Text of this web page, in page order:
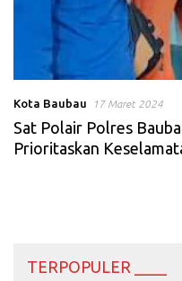
Kota Baubau 17 Maret 2024
Sat Polair Polres
Prioritaskan
TERPOPULER ____